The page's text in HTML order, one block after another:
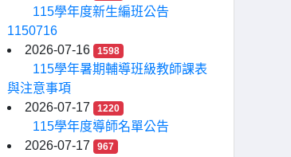
115學年度新生編班公告
1150716
2026-07-16
1598
115學年暑期輔導班級教師課表
與注意事項
2026-07-17
1220
115學年度導師名單公告
2026-07-17
967